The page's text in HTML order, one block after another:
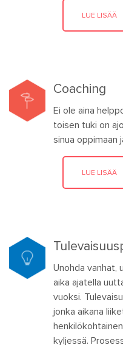
LUE LISÄÄ
Coaching
Ei ole aina
toisen tuki on
sinua oppimaan
LUE LISÄÄ
Unohda vanhat,
aika ajatella
vuoksi.
jonka aikana
kyljessä.